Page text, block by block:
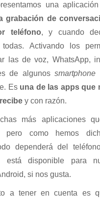
una aplicación
grabación de
teléfono, y cuando
Activando los
las de voz, WhatsApp,
de algunossmartphone
Es una de las apps que
y con razón.
más aplicaciones
pero como hemos
dependerá del
está disponible para
si nos gusta.
a tener en cuenta es